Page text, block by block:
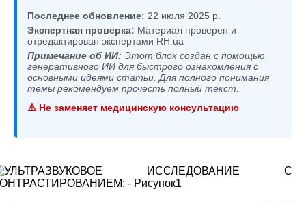
Последнее обновление: 22 июля 2025 р.
Экспертная проверка: Материал проверен и
отредактирован экспертами RH.ua
Примечание об ИИ: Этот блок создан с помощью
генеративного ИИ для быстрого ознакомления с
основными идеями статьи. Для полного понимания
темы рекомендуем прочесть полный текст.
⚠️ Не заменяет медицинскую консультацию